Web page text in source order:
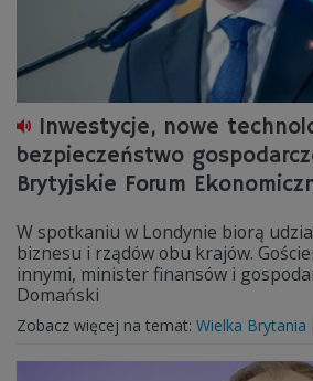
Inwestycje, nowe
bezpieczeństwo
Brytyjskie Forum
W spotkaniu w Londynie biorą
biznesu i rządów obu krajów.
innymi, minister finansów i
Domański
Zobacz więcej na temat: Wielka Brytania